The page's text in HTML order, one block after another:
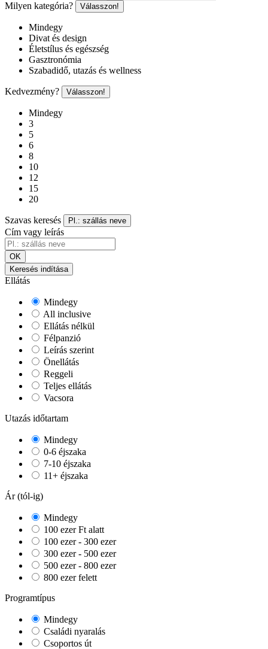
Milyen kategória?
Válasszon!
Mindegy
Divat és design
Életstílus és egészség
Gasztronómia
Szabadidő, utazás és wellness
Kedvezmény? Válasszon!
Mindegy
3
5
6
8
10
12
15
20
Szavas keresés Pl.: szállás neve
Cím vagy leírás
OK
Keresés indítása
Ellátás
Mindegy
All inclusive
Ellátás nélkül
Félpanzió
Leírás szerint
Önellátás
Reggeli
Teljes ellátás
Vacsora
Utazás időtartam
Mindegy
0-6 éjszaka
7-10 éjszaka
11+ éjszaka
Ár (tól-ig)
Mindegy
100 ezer Ft alatt
100 ezer - 300 ezer
300 ezer - 500 ezer
500 ezer - 800 ezer
800 ezer felett
Programtípus
Mindegy
Családi nyaralás
Csoportos út